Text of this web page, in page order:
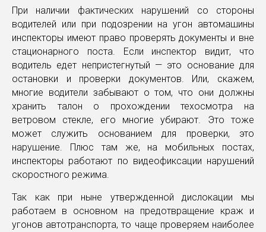
При наличии фактических нарушений со стороны
водителей или при подозрении на угон автомашины
инспекторы имеют право проверять документы и вне
стационарного поста. Если инспектор видит, что
водитель едет непристегнутый — это основание для
остановки и проверки документов. Или, скажем,
многие водители забывают о том, что они должны
хранить талон о прохождении техосмотра на
ветровом стекле, его многие убирают. Это тоже
может служить основанием для проверки, это
нарушение. Плюс там же, на мобильных постах,
инспекторы работают по видеофиксации нарушений
скоростного режима.
Так как при ныне утвержденной дислокации мы
работаем в основном на предотвращение краж и
угонов автотранспорта, то чаще проверяем наиболее